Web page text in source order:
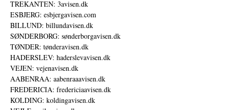
TREKANTEN: 3avisen.dk
ESBJERG: esbjergavisen.com
BILLUND: billundavisen.dk
SØNDERBORG: sønderborgavisen.dk
TØNDER: tønderavisen.dk
HADERSLEV: haderslevavisen.dk
VEJEN: vejenavisen.dk
AABENRAA: aabenraaavisen.dk
FREDERICIA: fredericiaavisen.dk
KOLDING: koldingavisen.dk